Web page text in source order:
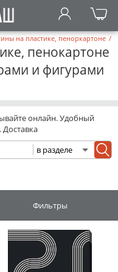
на пластике, пеноркартоне /
пенокартоне
и фигурами
онлайн. Удобный
Фильтры